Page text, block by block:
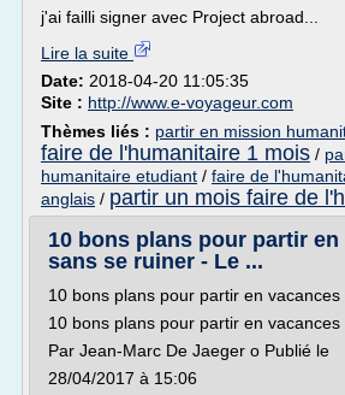
j'ai failli signer avec Project abroad...
Lire la suite
Date: 2018-04-20 11:05:35
Site : http://www.e-voyageur.com
Thèmes liés : partir en mission
faire de l'humanitaire 1 mois /
humanitaire etudiant / faire de
anglais / partir un mois faire de
10 bons plans pour partir en
sans se ruiner - Le ...
10 bons plans pour partir en
10 bons plans pour partir en
Par Jean-Marc De Jaeger o Publié le
28/04/2017 à 15:06